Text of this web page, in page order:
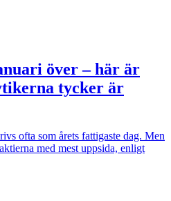
över – här är
tycker är
ofta som årets fattigaste dag. Men
med mest uppsida, enligt